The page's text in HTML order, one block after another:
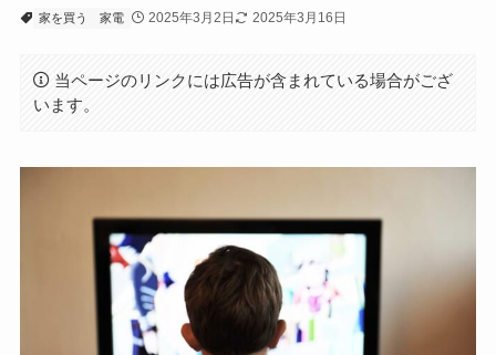
家を買う 家電 2025年3月2日 2025年3月16日
当ページのリンクには広告が含まれている場合がござ
います。